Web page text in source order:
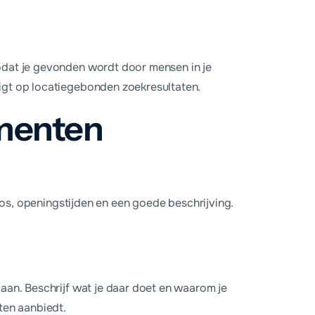
je gevonden wordt door mensen in je
op locatiegebonden zoekresultaten.
openingstijden en een goede beschrijving.
Beschrijf wat je daar doet en waarom je
aanbiedt.